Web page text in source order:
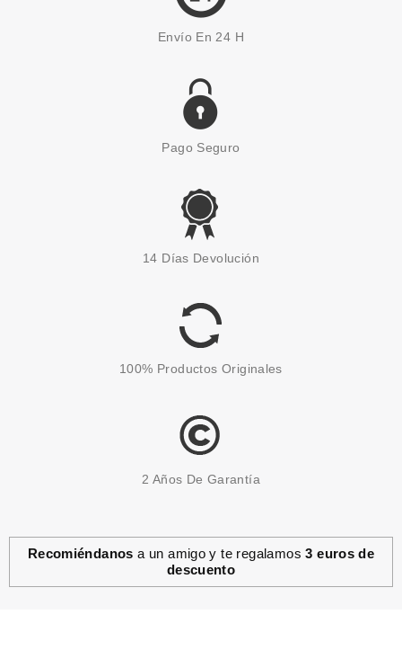
PACO RABANNE
ELIXIR INTENSE EDP 50 ML VP
55.99€
PACO RABANNE
Envío En 24 H
Pago Seguro
14 Días Devolución
100% Productos Originales
2 Años De Garantía
Recomiéndanos a un amigo y te regalamos3 euros de
descuento